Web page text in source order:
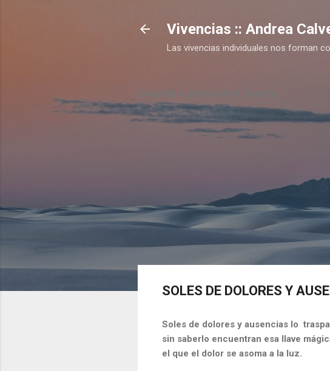
Vivencias :: Andrea
Las vivencias individuales nos forman
SOLES DE DOLORES Y
Soles de dolores y ausencias lo
sin saberlo encuentran esa llave
el que el dolor se asoma a la luz.